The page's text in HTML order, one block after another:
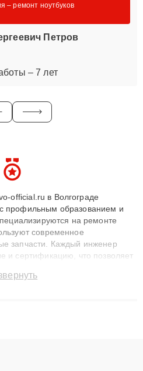
– ремонт ноутбуков
Петров
– 7 лет
official.ru в Волгограде
профильным образованием и
на ремонте
современное
запчасти. Каждый инженер
и сертификацию, что позволяет
до 3 лет. Наши мастера